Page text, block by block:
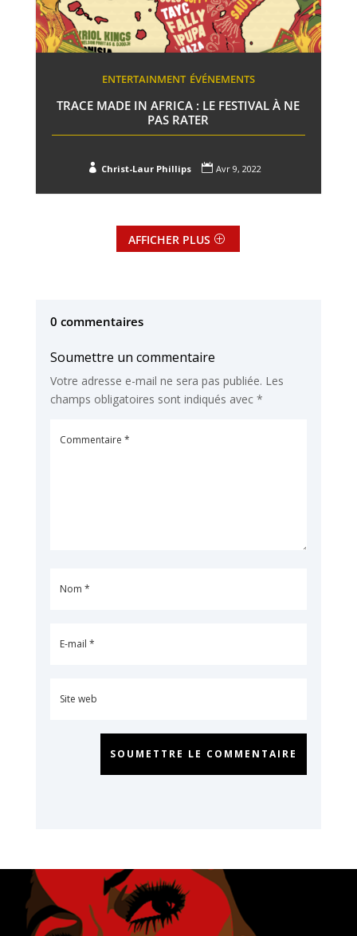
ENTERTAINMENT ÉVÉNEMENTS
TRACE MADE IN AFRICA : LE FESTIVAL À NE
PAS RATER
 Christ-Laur Phillips  Avr 9, 2022
AFFICHER PLUS
0 commentaires
Soumettre un commentaire
Votre adresse e-mail ne sera pas publiée. Les
champs obligatoires sont indiqués avec *
SOUMETTRE LE COMMENTAIRE